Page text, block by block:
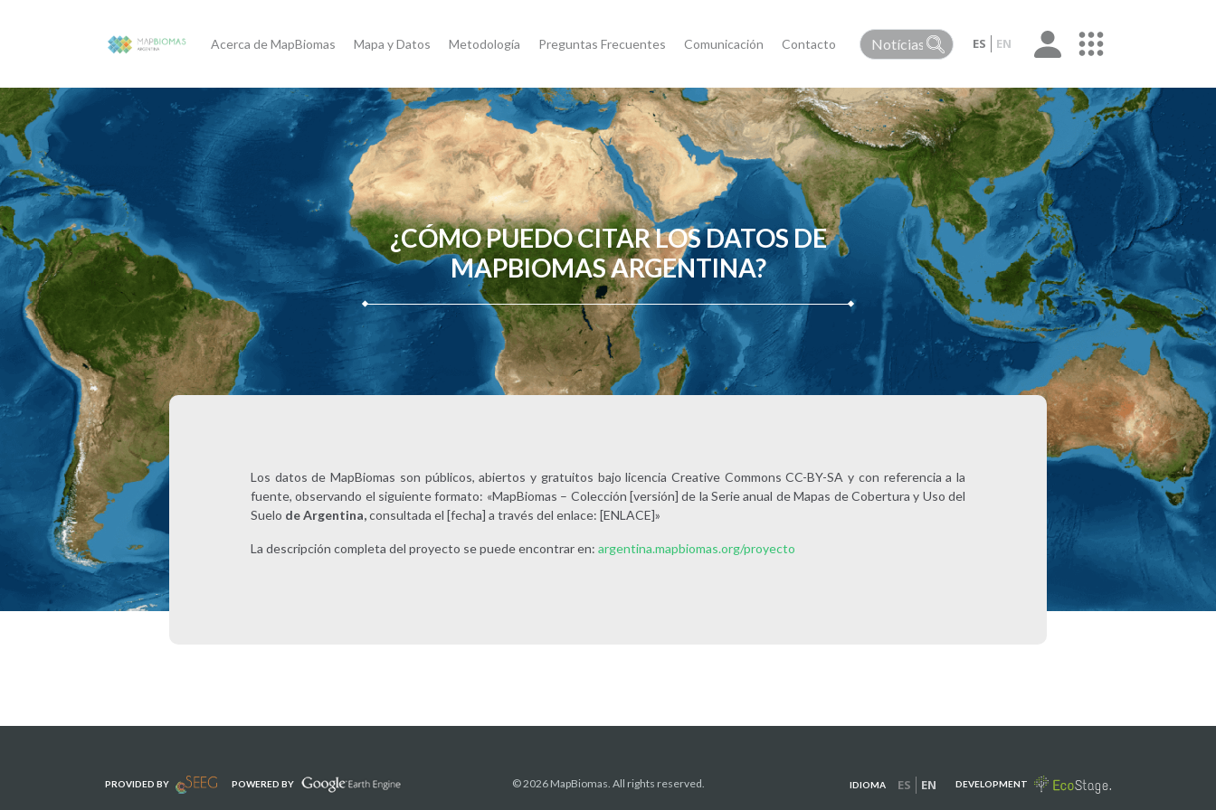
Acerca de MapBiomas Mapa y Datos Metodología Preguntas Frecuentes Comunicación Contacto ES EN
¿CÓMO PUEDO CITAR LOS DATOS DE
MAPBIOMAS ARGENTINA?
Los datos de MapBiomas son públicos, abiertos y gratuitos bajo licencia Creative Commons CC-BY-SA y con referencia a la
fuente, observando el siguiente formato: «MapBiomas – Colección [versión] de la Serie anual de Mapas de Cobertura y Uso del
Suelo de Argentina,consultada el [fecha] a través del enlace: [ENLACE]»
La descripción completa del proyecto se puede encontrar en: argentina.mapbiomas.org/proyecto
PROVIDED BY POWERED BY © 2026 MapBiomas. All rights reserved. IDIOMA ES EN DEVELOPMENT